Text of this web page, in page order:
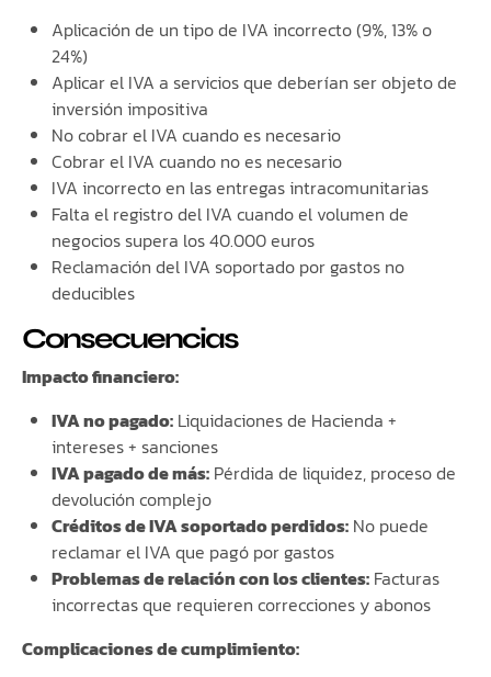
Aplicación de un tipo de IVA incorrecto (9%, 13% o
24%)
Aplicar el IVA a servicios que deberían ser objeto de
inversión impositiva
No cobrar el IVA cuando es necesario
Cobrar el IVA cuando no es necesario
IVA incorrecto en las entregas intracomunitarias
Falta el registro del IVA cuando el volumen de
negocios supera los 40.000 euros
Reclamación del IVA soportado por gastos no
deducibles
Consecuencias
Impacto financiero:
IVA no pagado: Liquidaciones de Hacienda +
intereses + sanciones
IVA pagado de más: Pérdida de liquidez, proceso de
devolución complejo
Créditos de IVA soportado perdidos: No puede
reclamar el IVA que pagó por gastos
Problemas de relación con los clientes: Facturas
incorrectas que requieren correcciones y abonos
Complicaciones de cumplimiento: